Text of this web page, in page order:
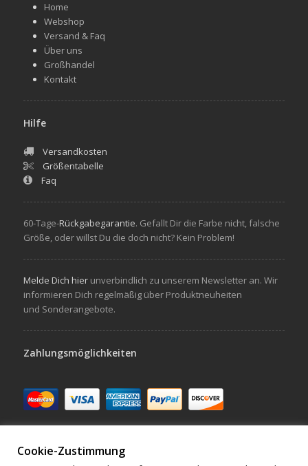
Home
Webshop
Versand & Faq
Über uns
Großhandel
Kontakt
Hilfe
Versandkosten
Größentabelle
Faq
60-Tage-Rückgabegarantie. Gefallt Dir die Farbe nicht, falsche
Größe, oder willst Du die doch nicht? Kein Problem!
Melde Dich hierunverbindlich zu unserem Newsletter an. Wir
informieren Dich regelmäßig über Produktneuheiten
und Sonderangebote.
Zahlungsmöglichkeiten
Cookie-Zustimmung